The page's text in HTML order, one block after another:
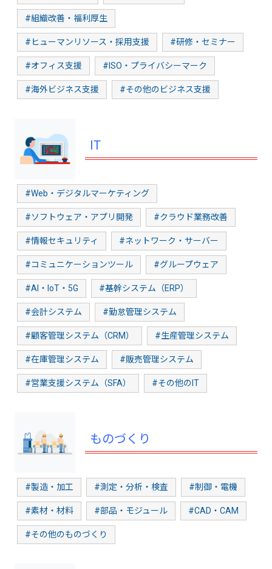
#組織改善・福利厚生
#ヒューマンリソース・採用支援 #研修・セミナー
#オフィス支援 #ISO・プライバシーマーク
#海外ビジネス支援 #その他のビジネス支援
IT
#Web・デジタルマーケティング
#ソフトウェア・アプリ開発 #クラウド業務改善
#情報セキュリティ #ネットワーク・サーバー
#コミュニケーションツール #グループウェア
#AI・IoT・5G #基幹システム（ERP）
#会計システム #勤怠管理システム
#顧客管理システム（CRM） #生産管理システム
#在庫管理システム #販売管理システム
#営業支援システム（SFA） #その他のIT
ものづくり
#製造・加工 #測定・分析・検査 #制御・電機
#素材・材料 #部品・モジュール #CAD・CAM
#その他のものづくり